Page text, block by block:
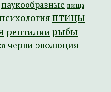
паукообразные пища
психология птицы
рептилиирыбы
черви эволюция